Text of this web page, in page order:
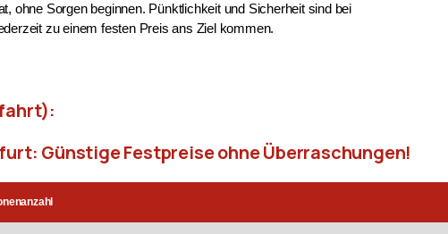
ohne Sorgen beginnen. Pünktlichkeit und Sicherheit sind bei
zu einem festen Preis ans Ziel kommen.
Günstige Festpreise ohne Überraschungen!